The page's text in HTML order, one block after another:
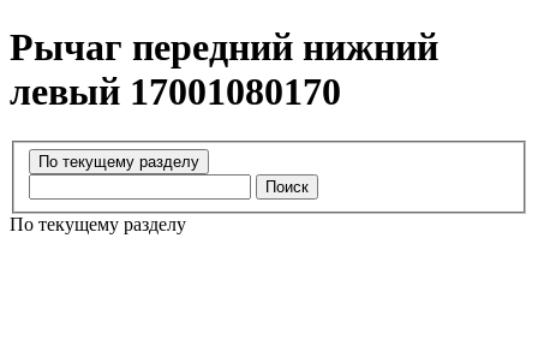
Рычаг передний нижний
левый 17001080170
Поиск
По текущему разделу